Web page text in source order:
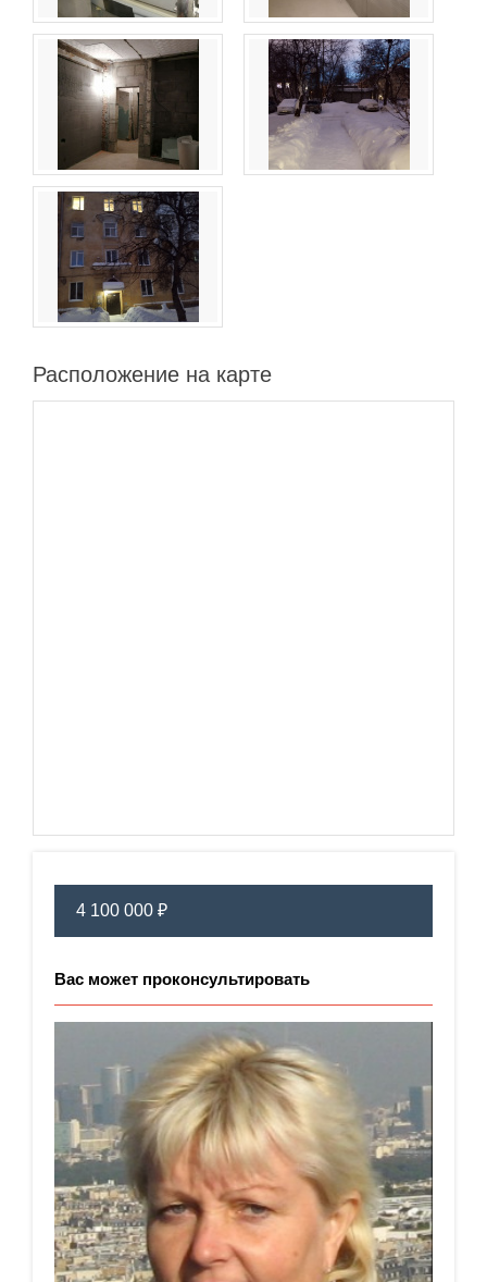
Расположение на карте
4 100 000 ₽
Вас может проконсультировать